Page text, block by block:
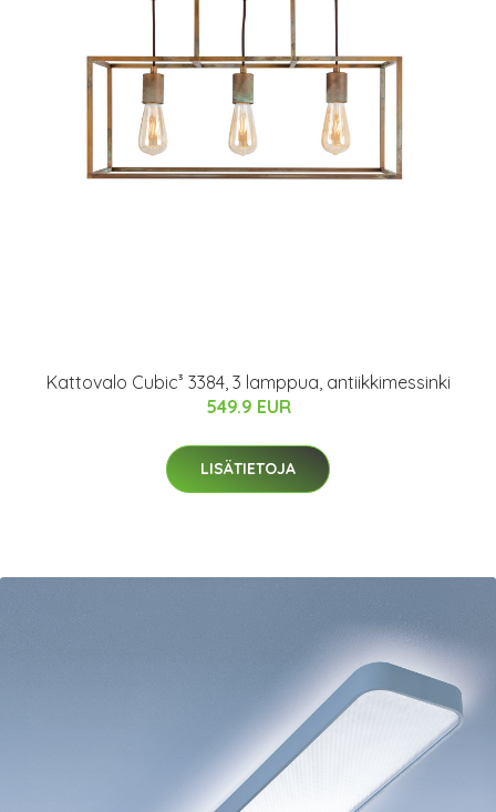
Kattovalo Cubic³ 3384, 3 lamppua, antiikkimessinki
549.9 EUR
LISÄTIETOJA